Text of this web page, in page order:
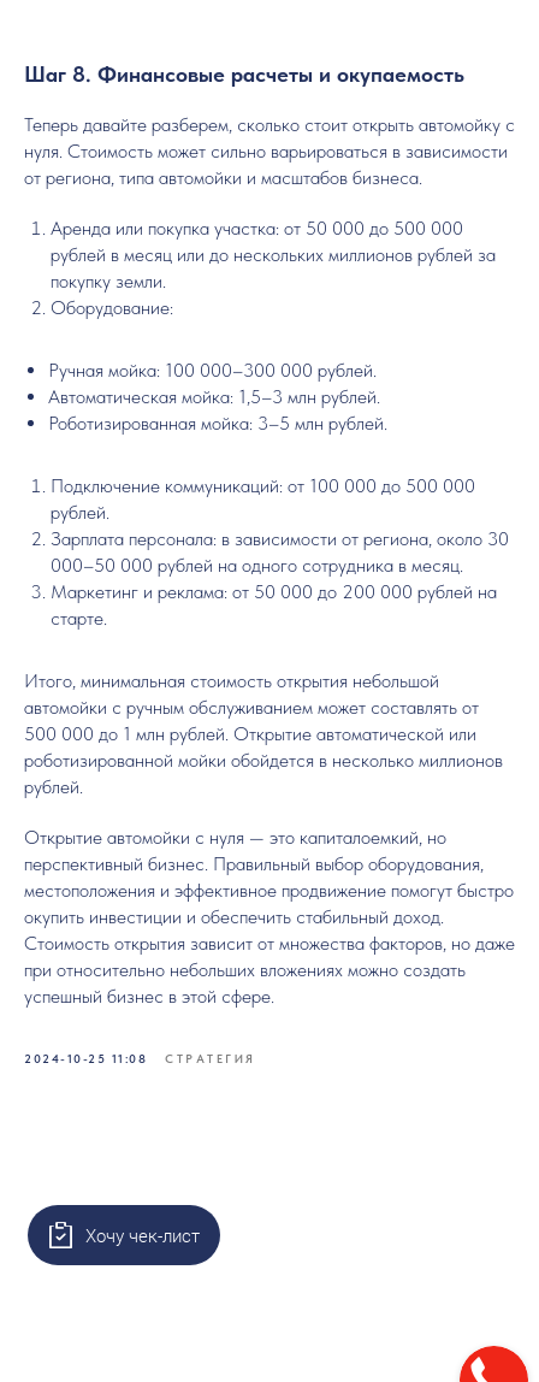
Шаг 8. Финансовые расчеты и окупаемость
Теперь давайте разберем, сколько стоит открыть автомойку с
нуля. Стоимость может сильно варьироваться в зависимости
от региона, типа автомойки и масштабов бизнеса.
Аренда или покупка участка: от 50 000 до 500 000
рублей в месяц или до нескольких миллионов рублей за
покупку земли.
Оборудование:
Ручная мойка: 100 000–300 000 рублей.
Автоматическая мойка: 1,5–3 млн рублей.
Роботизированная мойка: 3–5 млн рублей.
Подключение коммуникаций: от 100 000 до 500 000
рублей.
Зарплата персонала: в зависимости от региона, около 30
000–50 000 рублей на одного сотрудника в месяц.
Маркетинг и реклама: от 50 000 до 200 000 рублей на
старте.
Итого, минимальная стоимость открытия небольшой
автомойки с ручным обслуживанием может составлять от
500 000 до 1 млн рублей. Открытие автоматической или
роботизированной мойки обойдется в несколько миллионов
рублей.
Открытие автомойки с нуля — это капиталоемкий, но
перспективный бизнес. Правильный выбор оборудования,
местоположения и эффективное продвижение помогут быстро
окупить инвестиции и обеспечить стабильный доход.
Стоимость открытия зависит от множества факторов, но даже
при относительно небольших вложениях можно создать
успешный бизнес в этой сфере.
2024-10-25 11:08 СТРАТЕГИЯ
Хочу чек-лист